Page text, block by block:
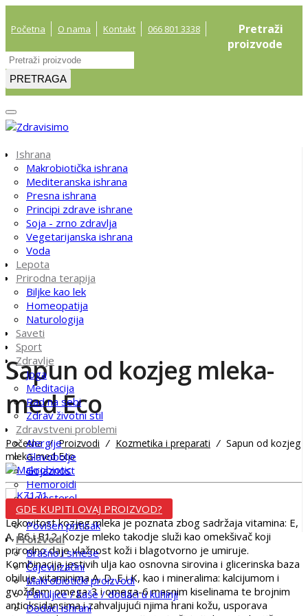
Početna O nama Kontakt 066 801 3338
Pretraži
proizvode
PRETRAGA
Ishrana
Makrobiotička ishrana
Mediteranska ishrana
Presna ishrana
Principi zdrave ishrane
Soja - zrno zdravlja
Vegetarijanska ishrana
Voda
Lepota
Prirodna terapija
Biljke kao lek
Homeopatija
Naturologija
Saveti
Sport
Zdravlje
Joga
Meditacija
Rad na sebi
Zdrav životni stil
Zdravstveni problemi
Alergije
Glavobolje
Gojaznost
Hemoroidi
Holesterol
Išijas i reuma
Povišen pritisak
Proizvodi
Brašno i smese
Čajevi izačini
Makrobiotički proizvodi
Pahuljice / kaše / dodaci u kuhinji
Dodaci ishrani
Sapun od kozjeg mleka-
med Eco
Početna / Proizvodi / Kozmetika i preparati / Sapun od kozjeg
mleka-med Eco
GDE KUPITI OVAJ PROIZVOD?
Lekovitost kozjeg mleka je poznata zbog sadržaja vitamina: E,
A, B6 i B12. Kozje mleko takodje služi kao omekšivač koji
prirodno daje vlažnost koži i blagotvorno je umiruje.
Kombinacija jestivih ulja kao osnovna sirovina i glicerinska baza
obiluje vitaminima A, D, E i K, kao i mineralima: kalcijumom i
gvožđem; omega-3 i omega-6 masnim kiselinama te brojnim
antioksidansima i zahvaljujući njima hrani kožu, usporava